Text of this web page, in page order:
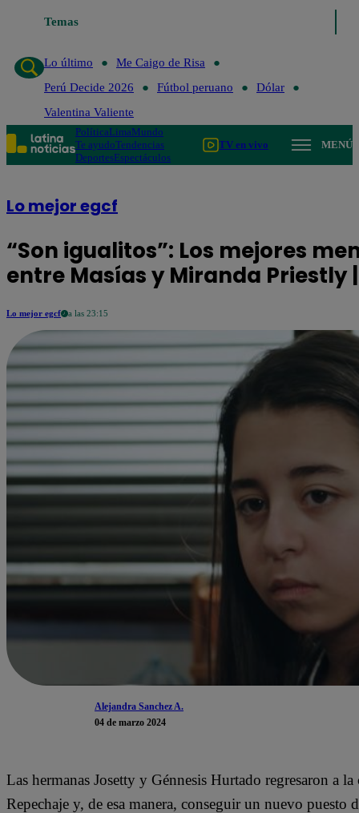
Temas
Lo último
Me Caigo de Risa
Perú Decide 2026
Fútbol peruano
Dólar
Valentina Valiente
PolíticaLimaMundo
Te ayudoTendencias
DeportesEspectáculos
TV en vivo MENÚ
Lo mejor egcf
“Son igualitos”: Los mejores
entre Masías y Miranda Priestly
Lo mejor egcf a las 23:15
Alejandra Sanchez A.
04 de marzo 2024
Las hermanas Josetty y Génnesis Hurtado regresaron a
Repechaje y, de esa manera, conseguir un nuevo